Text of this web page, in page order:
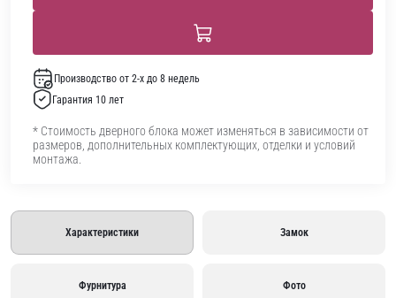
Производство от 2-х до 8 недель
Гарантия 10 лет
* Стоимость дверного блока может изменяться в зависимости от
размеров, дополнительных комплектующих, отделки и условий
монтажа.
Характеристики Замок
Фурнитура Фото